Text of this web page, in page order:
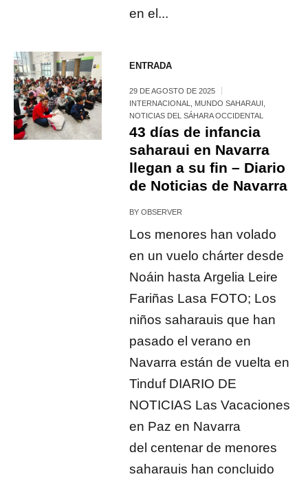
en el...
ENTRADA
29 DE AGOSTO DE 2025
INTERNACIONAL
MUNDO SAHARAUI
NOTICIAS DEL SÁHARA OCCIDENTAL
43 días de infancia
saharaui en Navarra
llegan a su fin – Diario
de Noticias de Navarra
BYOBSERVER
Los menores han volado
en un vuelo chárter desde
Noáin hasta Argelia Leire
Fariñas Lasa FOTO; Los
niños saharauis que han
pasado el verano en
Navarra están de vuelta en
Tinduf DIARIO DE
NOTICIAS Las Vacaciones
en Paz en Navarra
del centenar de menores
saharauis han concluido